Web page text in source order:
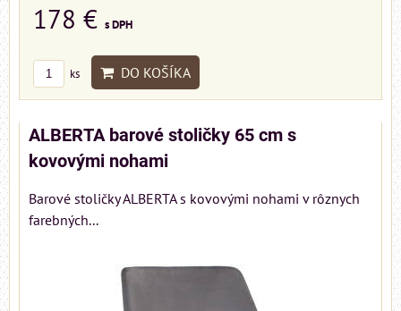
178 € s DPH
ks DO KOŠÍKA
ALBERTA barové stoličky 65 cm s
kovovými nohami
Barové stoličky ALBERTA s kovovými nohami v rôznych
farebných...